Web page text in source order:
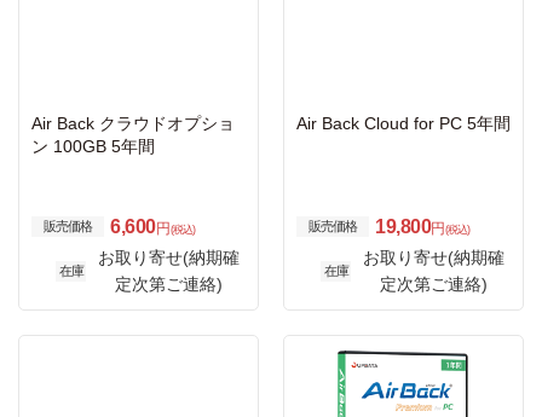
Air Back クラウドオプショ
ン 100GB 5年間
販売価格 6,600円 (税込)
在庫
お取り寄せ(納期確
定次第ご連絡)
Air Back Cloud for PC 5年間
販売価格 19,800円 (税込)
在庫
お取り寄せ(納期確
定次第ご連絡)